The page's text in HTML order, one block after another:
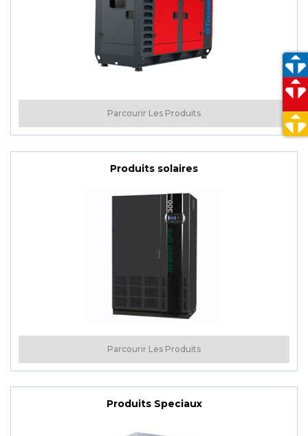
Parcourir Les Produits
Produits solaires
Parcourir Les Produits
Produits Speciaux